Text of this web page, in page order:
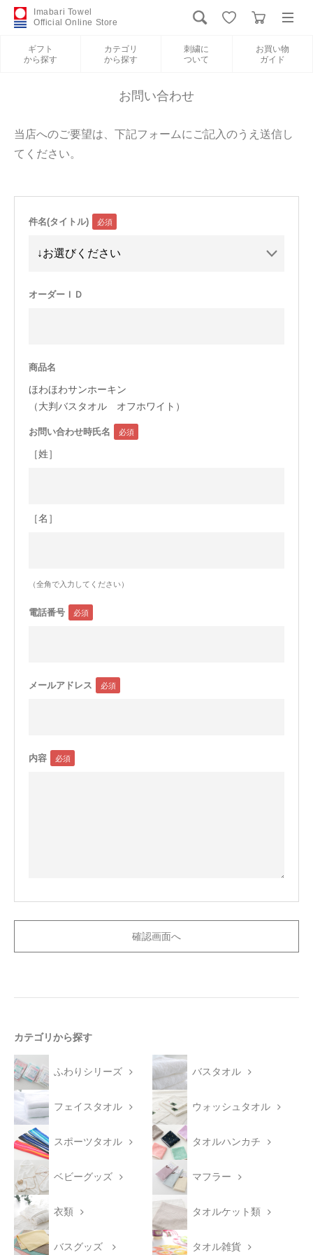
Imabari Towel
Official Online Store
ギフト
から探す
カテゴリ
から探す
刺繍に
ついて
お買い物
ガイド
新規会員登録
カテゴリから探す
お買い物ガイド
International Shipping
会員サービス
店舗リスト
ヘルプ
大量購入・法人向けの購入の方は
お問い合わせ
当店へのご要望は、下記フォームにご記入のうえ送信し
てください。
件名(タイトル)
オーダーＩＤ
商品名
ほわほわサンホーキン
（大判バスタオル オフホワイト）
お問い合わせ時氏名
［姓］
［名］
（全角で入力してください）
電話番号
メールアドレス
内容
カテゴリから探す
ふわりシリーズ バスタオル
フェイスタオル ウォッシュタオル
スポーツタオル タオルハンカチ
ベビーグッズ マフラー
衣類 タオルケット類
バスグッズ タオル雑貨